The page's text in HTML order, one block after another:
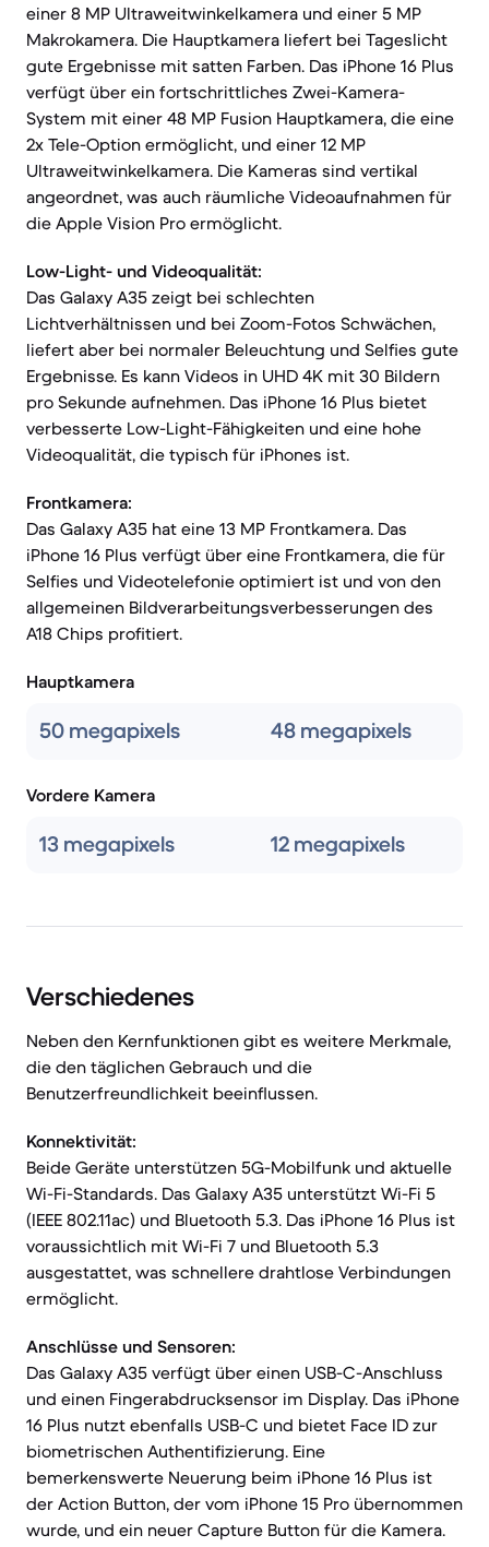
einer 8 MP Ultraweitwinkelkamera und einer 5 MP
Makrokamera. Die Hauptkamera liefert bei Tageslicht
gute Ergebnisse mit satten Farben. Das iPhone 16 Plus
verfügt über ein fortschrittliches Zwei-Kamera-
System mit einer 48 MP Fusion Hauptkamera, die eine
2x Tele-Option ermöglicht, und einer 12 MP
Ultraweitwinkelkamera. Die Kameras sind vertikal
angeordnet, was auch räumliche Videoaufnahmen für
die Apple Vision Pro ermöglicht.
Low-Light- und Videoqualität:
Das Galaxy A35 zeigt bei schlechten
Lichtverhältnissen und bei Zoom-Fotos Schwächen,
liefert aber bei normaler Beleuchtung und Selfies gute
Ergebnisse. Es kann Videos in UHD 4K mit 30 Bildern
pro Sekunde aufnehmen. Das iPhone 16 Plus bietet
verbesserte Low-Light-Fähigkeiten und eine hohe
Videoqualität, die typisch für iPhones ist.
Frontkamera:
Das Galaxy A35 hat eine 13 MP Frontkamera. Das
iPhone 16 Plus verfügt über eine Frontkamera, die für
Selfies und Videotelefonie optimiert ist und von den
allgemeinen Bildverarbeitungsverbesserungen des
A18 Chips profitiert.
Hauptkamera
50 megapixels 48 megapixels
Vordere Kamera
13 megapixels 12 megapixels
Verschiedenes
Neben den Kernfunktionen gibt es weitere Merkmale,
die den täglichen Gebrauch und die
Benutzerfreundlichkeit beeinflussen.
Konnektivität:
Beide Geräte unterstützen 5G-Mobilfunk und aktuelle
Wi-Fi-Standards. Das Galaxy A35 unterstützt Wi-Fi 5
(IEEE 802.11ac) und Bluetooth 5.3. Das iPhone 16 Plus ist
voraussichtlich mit Wi-Fi 7 und Bluetooth 5.3
ausgestattet, was schnellere drahtlose Verbindungen
ermöglicht.
Anschlüsse und Sensoren:
Das Galaxy A35 verfügt über einen USB-C-Anschluss
und einen Fingerabdrucksensor im Display. Das iPhone
16 Plus nutzt ebenfalls USB-C und bietet Face ID zur
biometrischen Authentifizierung. Eine
bemerkenswerte Neuerung beim iPhone 16 Plus ist
der Action Button, der vom iPhone 15 Pro übernommen
wurde, und ein neuer Capture Button für die Kamera.